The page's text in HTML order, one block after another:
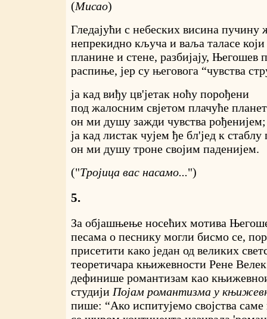
(Мисао)
Гледајући с небеских висина пучину
непрекидно кључа и ваља таласе који
планине и стене, разбијају, Његошев
распиње, јер су његовога “чувства
ја кад виђу цв'јетак ноћу порођени
под жалосним свјетом плачуће
он ми душу зажди чувства рођенијем;
ја кад листак чујем ђе бл'јед к стаблу
он ми душу троне својим паденијем.
("Тројица вас насамо...")
5.
За објашњење носећих мотива
песама о песнику могли бисмо се,
присетити како један од великих
теоретичара књижевности Рене
дефинише романтизам као
студији Појам романтизма у
пише: “Ако испитујемо својства